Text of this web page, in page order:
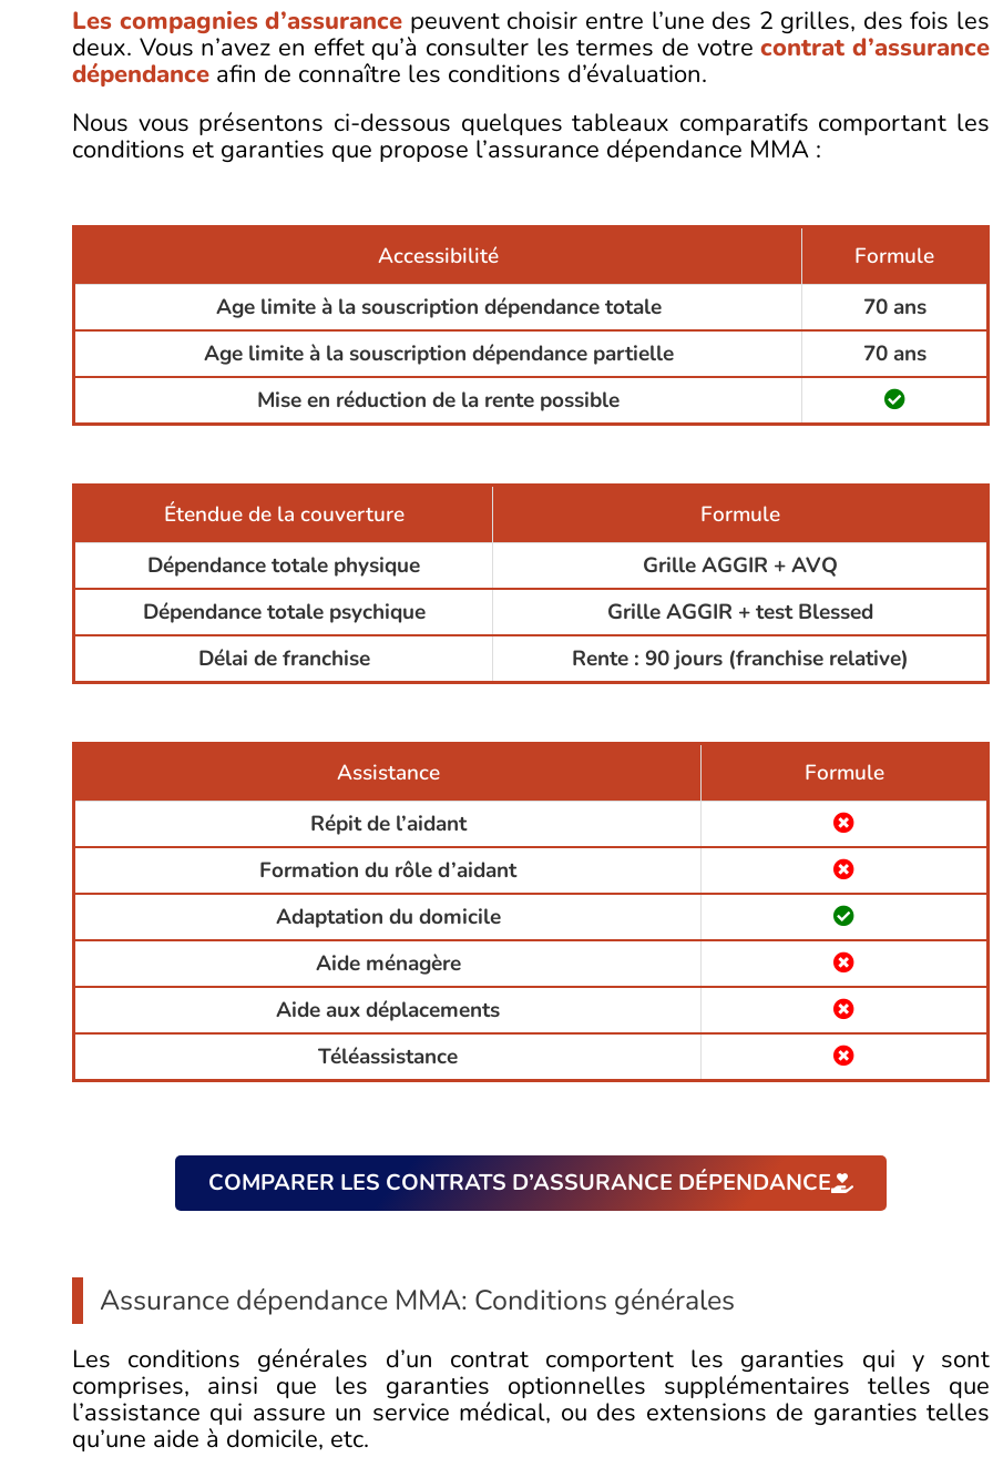
Les compagnies d’assurance peuvent choisir entre l’une des 2 grilles, des fois les
deux. Vous n’avez en effet qu’à consulter les termes de votrecontrat d’assurance
dépendance afin de connaître les conditions d’évaluation.
Nous vous présentons ci-dessous quelques tableaux comparatifs comportant les
conditions et garanties que propose l’assurance dépendance MMA :
Accessibilité
Formule
Age limite à la souscription dépendance totale
70 ans
Age limite à la souscription dépendance partielle
70 ans
Mise en réduction de la rente possible
Étendue de la couverture
Formule
Dépendance totale physique
Grille AGGIR + AVQ
Dépendance totale psychique
Grille AGGIR + test Blessed
Délai de franchise
Rente : 90 jours (franchise relative)
Assistance
Formule
Répit de l’aidant
Formation du rôle d’aidant
Adaptation du domicile
Aide ménagère
Aide aux déplacements
Téléassistance
COMPARER LES CONTRATS D’ASSURANCE DÉPENDANCE
Assurance dépendance MMA: Conditions générales
Les conditions générales d’un contrat comportent les garanties qui y sont
comprises, ainsi que les garanties optionnelles supplémentaires telles que
l’assistance qui assure un service médical, ou des extensions de garanties telles
qu’une aide à domicile, etc.